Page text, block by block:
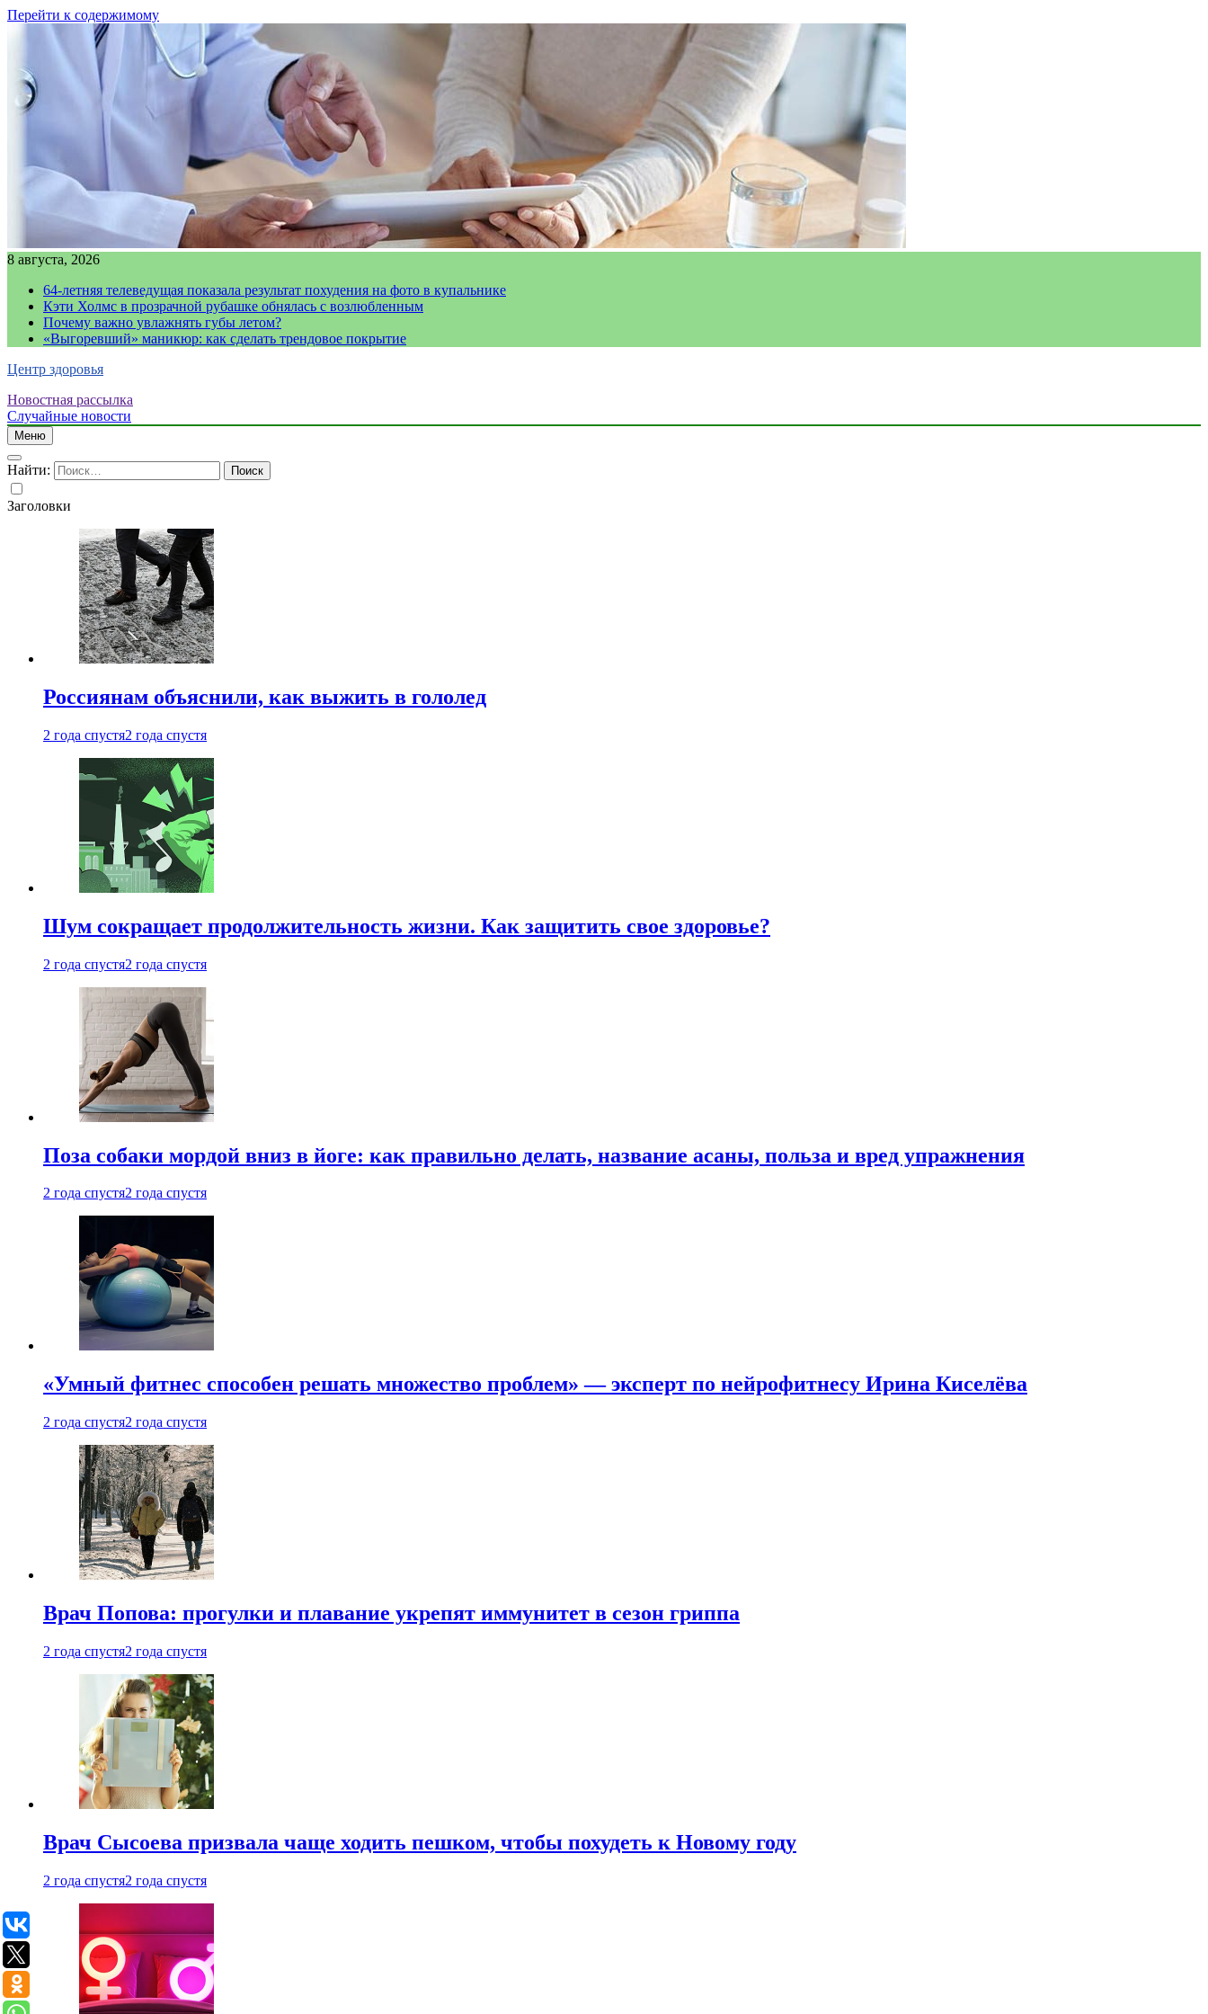
Перейти к содержимому
8 августа, 2026
64-летняя телеведущая показала результат похудения на фото в купальнике
Кэти Холмс в прозрачной рубашке обнялась с возлюбленным
Почему важно увлажнять губы летом?
«Выгоревший» маникюр: как сделать трендовое покрытие
Центр здоровья
Новостная рассылка
Случайные новости
Меню
Найти:
Заголовки
Россиянам объяснили, как выжить в гололед
2 года спустя2 года спустя
Шум сокращает продолжительность жизни. Как защитить свое здоровье?
2 года спустя2 года спустя
Поза собаки мордой вниз в йоге: как правильно делать, название асаны, польза и вред упражнения
2 года спустя2 года спустя
«Умный фитнес способен решать множество проблем» — эксперт по нейрофитнесу Ирина Киселёва
2 года спустя2 года спустя
Врач Попова: прогулки и плавание укрепят иммунитет в сезон гриппа
2 года спустя2 года спустя
Врач Сысоева призвала чаще ходить пешком, чтобы похудеть к Новому году
2 года спустя2 года спустя